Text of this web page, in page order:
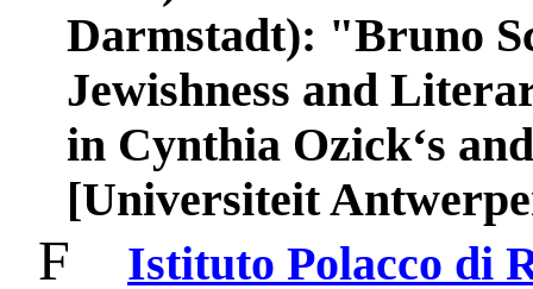
Darmstadt): "Bruno
Jewishness and
in Cynthia Ozick‘s
[Universiteit
F
Istituto Polacco di